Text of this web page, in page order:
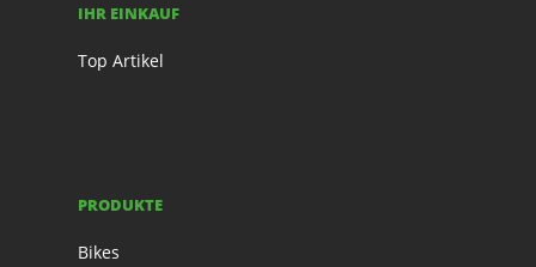
IHR EINKAUF
Top Artikel
PRODUKTE
Bikes